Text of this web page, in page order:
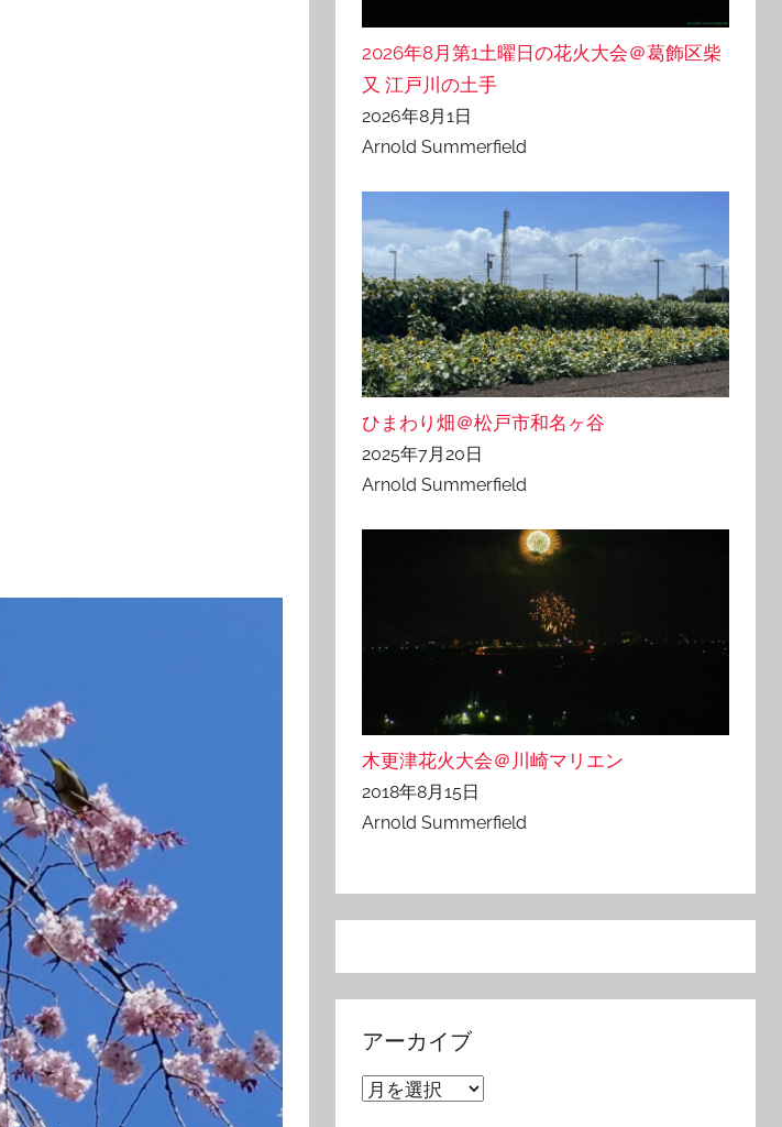
2026年8月第1土曜日の花火大会＠葛飾区柴
又 江戸川の土手
2026年8月1日
Arnold Summerfield
ひまわり畑＠松戸市和名ヶ谷
2025年7月20日
Arnold Summerfield
木更津花火大会＠川崎マリエン
2018年8月15日
Arnold Summerfield
アーカイブ
ア